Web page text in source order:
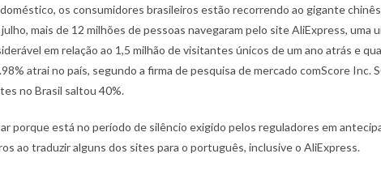
os consumidores brasileiros estão recorrendo ao gigante
mais de 12 milhões de pessoas navegaram pelo site AliExpress, uma
em relação ao 1,5 milhão de visitantes únicos de um ano atrás e
atrai no país, segundo a firma de pesquisa de mercado comScore Inc.
no Brasil saltou 40%.
porque está no período de silêncio exigido pelos reguladores em
ao traduzir alguns dos sites para o português, inclusive o AliExpress.